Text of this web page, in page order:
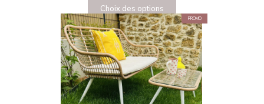
Choix des options
PROMO